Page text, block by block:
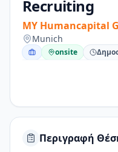
Recruiting
MY Humancapital
Munich
onsite
Περιγραφή